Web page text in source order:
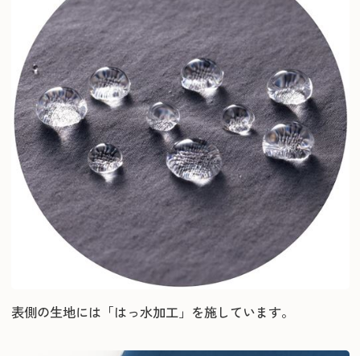
表側の生地には「はっ水加工」を施しています。